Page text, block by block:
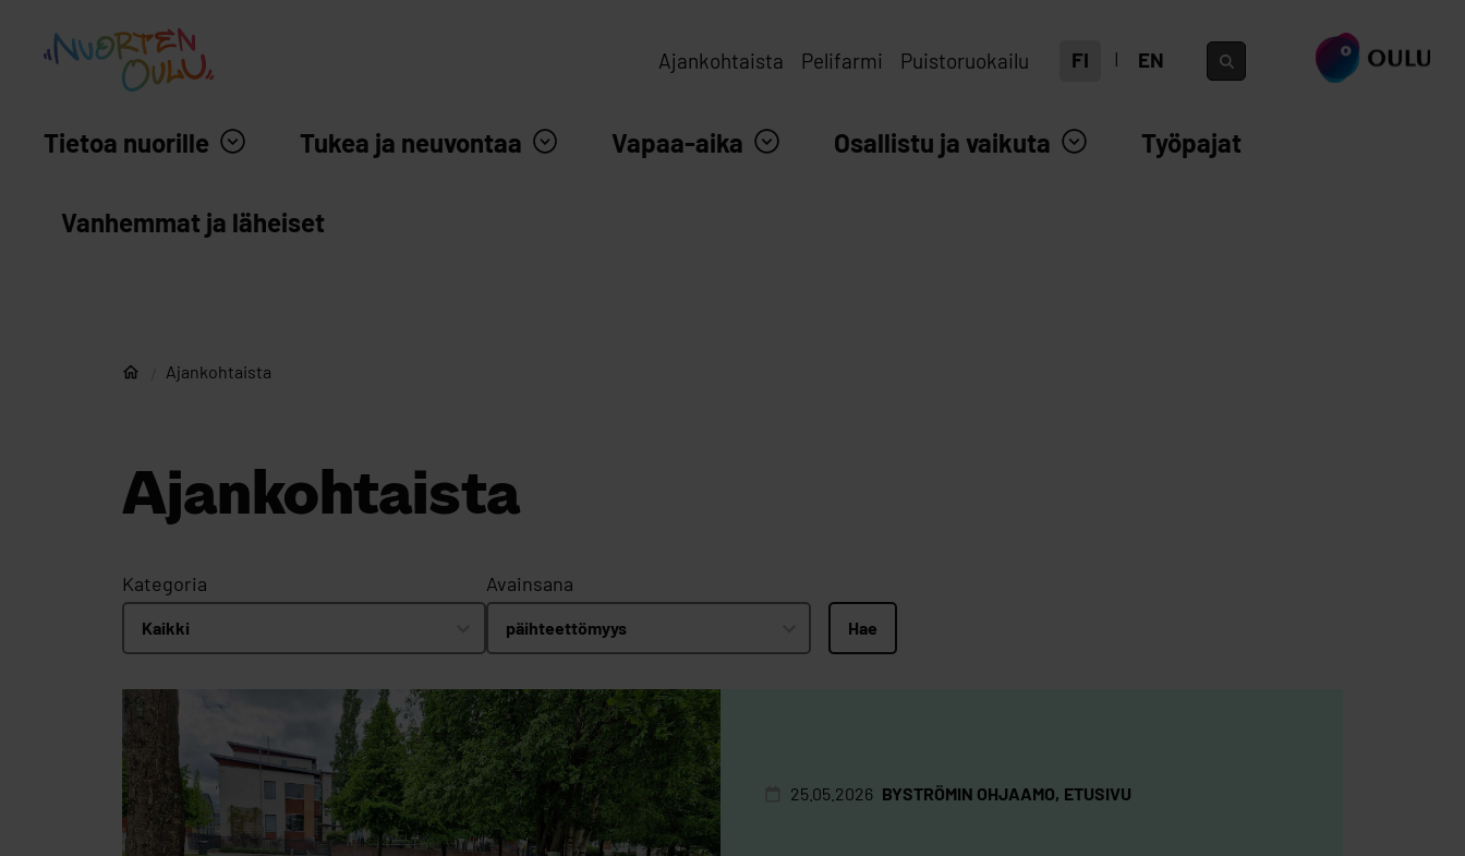
Nuortenoulu.fi etusivu
Ajankohtaista Pelifarmi Puistoruokailu FI EN
siirry ouka.fi
Tietoa nuorille Tukea ja neuvontaa Vapaa-aika Osallistu ja vaikuta Työpajat
Vanhemmat ja läheiset
Nuorten Oulu
Ajankohtaista
Ajankohtaista
Kategoria Avainsana
Hae
25.05.2026 BYSTRÖMIN OHJAAMO ETUSIVU